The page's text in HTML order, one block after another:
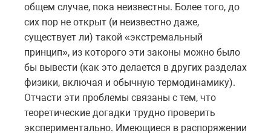
общем случае, пока неизвестны. Более того, до
сих пор не открыт (и неизвестно даже,
существует ли) такой «экстремальный
принцип», из которого эти законы можно было
бы вывести (как это делается в других разделах
физики, включая и обычную термодинамику).
Отчасти эти проблемы связаны с тем, что
теоретические догадки трудно проверить
экспериментально. Имеющиеся в распоряжении